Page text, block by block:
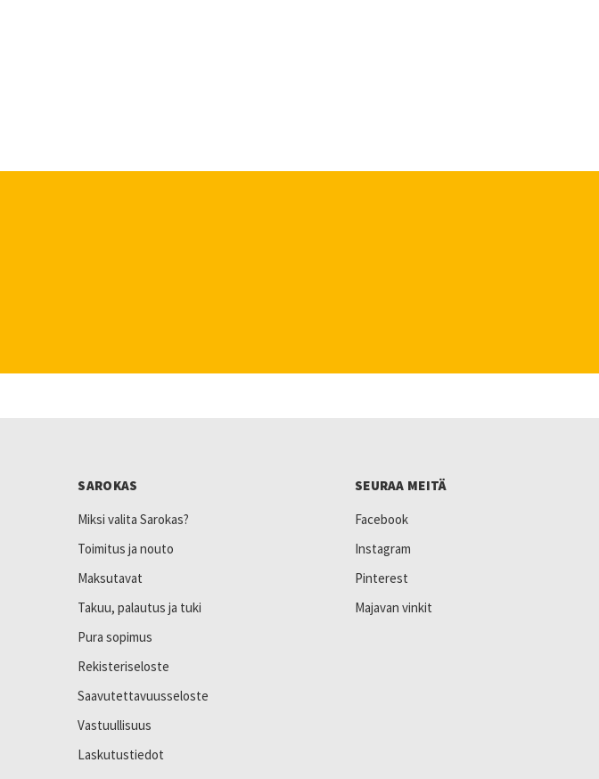
SAROKAS
Miksi valita Sarokas?
Toimitus ja nouto
Maksutavat
Takuu, palautus ja tuki
Pura sopimus
Rekisteriseloste
Saavutettavuusseloste
Vastuullisuus
Laskutustiedot
SEURAA MEITÄ
Facebook
Instagram
Pinterest
Majavan vinkit